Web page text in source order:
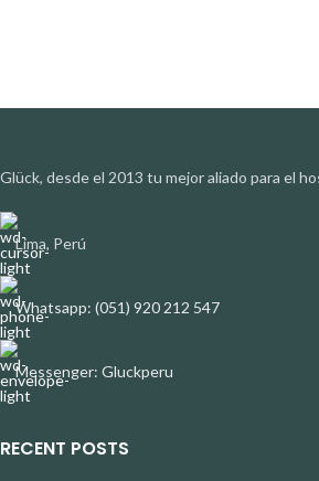
Glück, desde el 2013 tu mejor aliado para el
Lima, Perú
Whatsapp: (051) 920 212 547
Messenger: Gluckperu
RECENT POSTS